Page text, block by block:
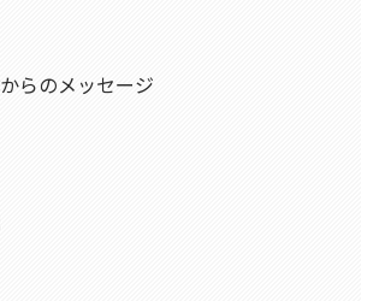
らのメッセージ